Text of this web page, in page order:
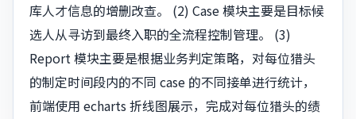
库人才信息的增删改查。 (2) Case 模块主要是目标候
选人从寻访到最终入职的全流程控制管理。 (3)
Report 模块主要是根据业务判定策略，对每位猎头
的制定时间段内的不同 case 的不同接单进行统计，
前端使用 echarts 折线图展示，完成对每位猎头的绩